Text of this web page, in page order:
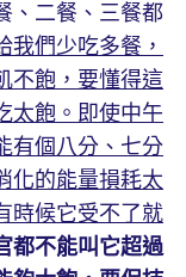
、二餐、三餐都
我們少吃多餐，
不飽，要懂得這
太飽。即使中午
有個八分、七分
化的能量損耗太
時候它受不了就
都不能叫它超過